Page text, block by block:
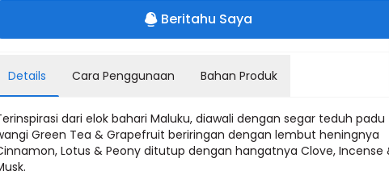
Beritahu Saya
Details Cara Penggunaan Bahan Produk
dari elok bahari Maluku, diawali dengan segar teduh padu
Green Tea & Grapefruit beriringan dengan lembut heningnya
Lotus & Peony ditutup dengan hangatnya Clove, Incense